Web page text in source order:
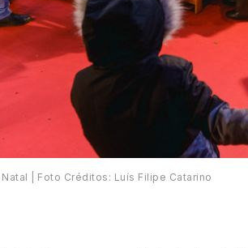
| Foto Créditos: Luís Filipe Catarino